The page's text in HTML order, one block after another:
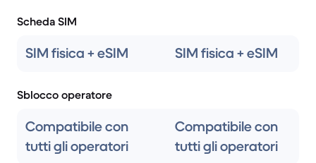
Scheda SIM
SIM fisica + eSIM SIM fisica + eSIM
Sblocco operatore
Compatibile con
tutti gli operatori
Compatibile con
tutti gli operatori